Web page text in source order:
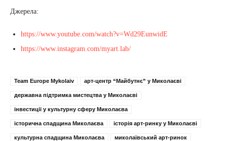
Джерела:
https://www.youtube.com/watch?v=Wd29EunwidE
https://www.instagram.com/myart.lab/
Team Europe Mykolaiv арт‑центр “Майбутнє” у Миколаєві
державна підтримка мистецтва у Миколаєві
інвестиції у культурну сферу Миколаєва
історична спадщина Миколаєва історія арт-ринку у Миколаєві
культурна спадщина Миколаєва миколаївський арт-ринок